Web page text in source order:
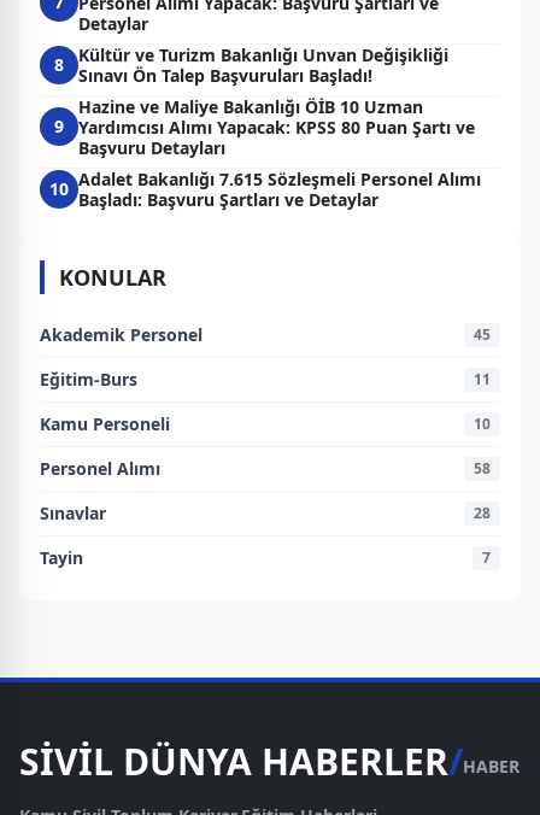
Detaylar
8
Kültür ve Turizm Bakanlığı Unvan Değişikliği
Sınavı Ön Talep Başvuruları Başladı!
9
Hazine ve Maliye Bakanlığı ÖİB 10 Uzman
Yardımcısı Alımı Yapacak: KPSS 80 Puan Şartı ve
Başvuru Detayları
10 Adalet Bakanlığı 7.615 Sözleşmeli Personel Alımı
Başladı: Başvuru Şartları ve Detaylar
KONULAR
Akademik Personel 45
Eğitim-Burs 11
Kamu Personeli 10
Personel Alımı 58
Sınavlar 28
Tayin 7
SİVİL DÜNYA HABERLER/HABER